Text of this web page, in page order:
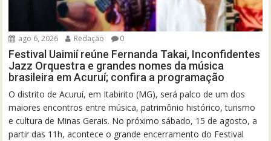
ago 6, 2026 Redação 0
Festival Uaimií reúne Fernanda Takai, Inconfidentes
Jazz Orquestra e grandes nomes da música
brasileira em Acuruí; confira a programação
O distrito de Acuruí, em Itabirito (MG), será palco de um dos
maiores encontros entre música, patrimônio histórico, turismo
e cultura de Minas Gerais. No próximo sábado, 15 de agosto, a
partir das 11h, acontece o grande encerramento do Festival